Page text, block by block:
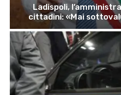
Ladispoli,
cittadini: «Mai